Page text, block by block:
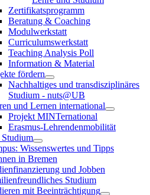
Zertifikatsprogramm
Beratung & Coaching
Modulwerkstatt
Curriculumswerkstatt
Teaching Analysis Poll
Information & Material
fördern
Nachhaltiges und transdisziplinäres
Studium - nuts@UB
und Lernen international
Projekt MINTernational
Erasmus-Lehrendenmobilität
Wissenswertes und Tipps
in Bremen
und Jobben
Studium
mit Beeinträchtigung